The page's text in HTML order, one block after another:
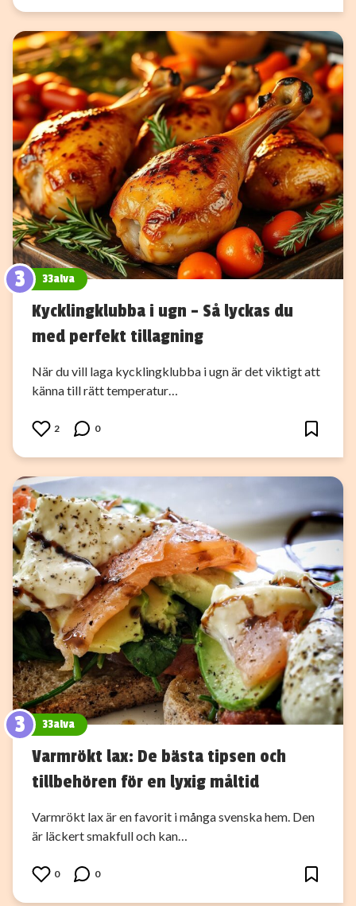
3 33alva
Kycklingklubba i ugn – Så lyckas du
med perfekt tillagning
När du vill laga kycklingklubba i ugn är det viktigt att
känna till rätt temperatur…
2 0
3 33alva
Varmrökt lax: De bästa tipsen och
tillbehören för en lyxig måltid
Varmrökt lax är en favorit i många svenska hem. Den
är läckert smakfull och kan…
0 0